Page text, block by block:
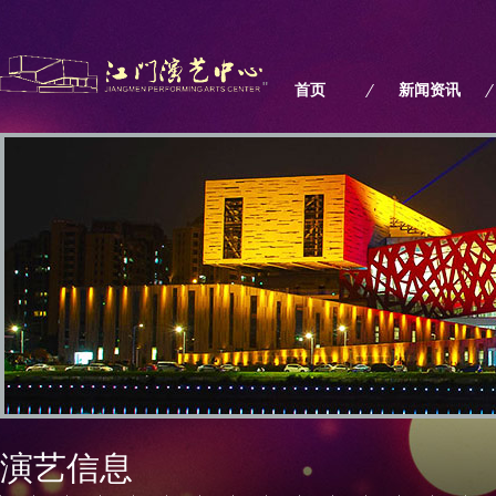
" 首页 新闻资讯
演艺信息